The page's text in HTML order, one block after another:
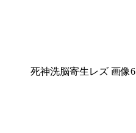
死神洗脳寄生レズ 画像6